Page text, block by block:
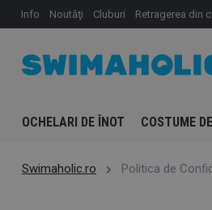
Info Noutăţi Cluburi Retragerea din
OCHELARI DE ÎNOT COSTUME
Swimaholic.ro Politica de